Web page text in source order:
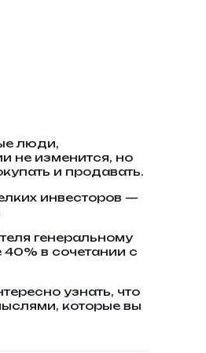
люди,
не изменится, но
и продавать.
инвесторов —
генеральному
в сочетании с
узнать, что
которые вы